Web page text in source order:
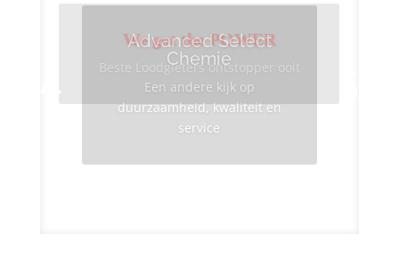
Advanced Select
Chemie
Een andere kijk op
duurzaamheid, kwaliteit en
service
We got the POWER
Beste Loodgieters ontstopper ooit